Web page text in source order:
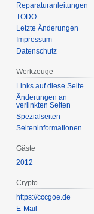
Reparaturanleitungen
TODO
Letzte Änderungen
Impressum
Datenschutz
Werkzeuge
Links auf diese Seite
Änderungen an
verlinkten Seiten
Spezialseiten
Seiten­­informationen
Gäste
2012
Crypto
https://cccgoe.de
E-Mail